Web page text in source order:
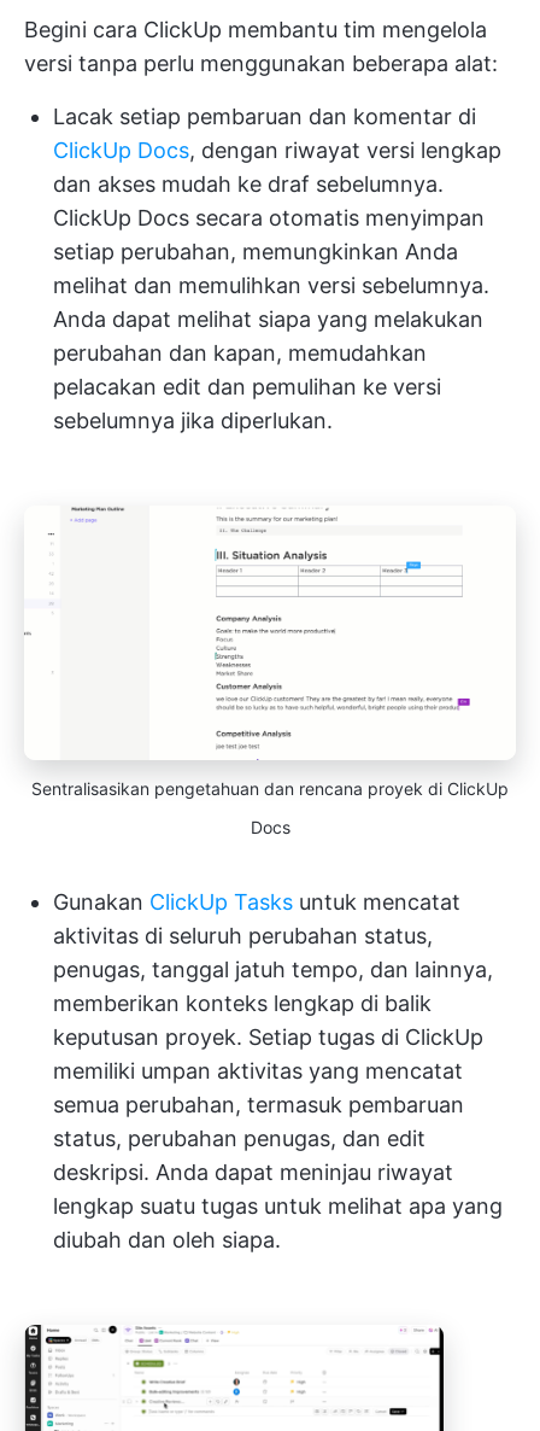
Begini cara ClickUp membantu tim mengelola
versi tanpa perlu menggunakan beberapa alat:
Lacak setiap pembaruan dan komentar di
ClickUp Docs, dengan riwayat versi lengkap
dan akses mudah ke draf sebelumnya.
ClickUp Docs secara otomatis menyimpan
setiap perubahan, memungkinkan Anda
melihat dan memulihkan versi sebelumnya.
Anda dapat melihat siapa yang melakukan
perubahan dan kapan, memudahkan
pelacakan edit dan pemulihan ke versi
sebelumnya jika diperlukan.
Sentralisasikan pengetahuan dan rencana proyek di ClickUp
Docs
Gunakan ClickUp Tasks untuk mencatat
aktivitas di seluruh perubahan status,
penugas, tanggal jatuh tempo, dan lainnya,
memberikan konteks lengkap di balik
keputusan proyek. Setiap tugas di ClickUp
memiliki umpan aktivitas yang mencatat
semua perubahan, termasuk pembaruan
status, perubahan penugas, dan edit
deskripsi. Anda dapat meninjau riwayat
lengkap suatu tugas untuk melihat apa yang
diubah dan oleh siapa.